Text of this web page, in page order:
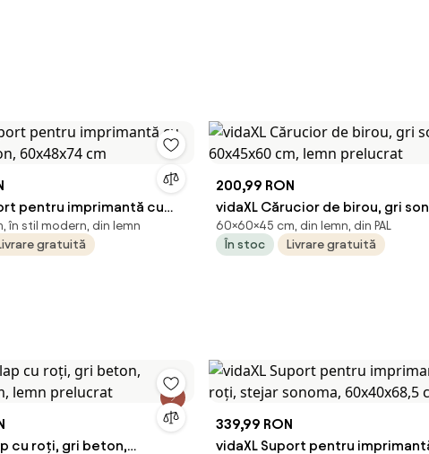
pentru imprimantă cu
60x48x74 cm
în stil modern, din lemn
gratuită
200,99 RON
vidaXL Cărucior de birou, gri
60x45x60 cm, lemn prelucrat
60×60×45 cm, din lemn, din PAL
În stoc
Livrare gratuită
cu roți, gri beton,
339,99 RON
vidaXL Suport pentru